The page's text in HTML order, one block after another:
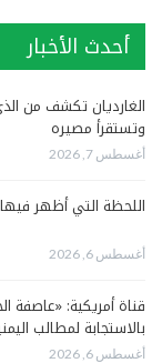
أحدث الأخبار
الغارديان تكشف من
وتستقرأ مصيره
أغسطس 7, 2026
اللحظة التي أظهر
أغسطس 6, 2026
قناة أمريكية: «عاصفة
بالاستجابة لمطالب
أغسطس 6, 2026